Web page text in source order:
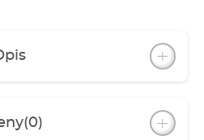
(0)